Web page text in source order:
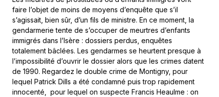
faire l’objet de moins de moyens d’enquête que s’il
s’agissait, bien sûr, d’un fils de ministre. En ce moment, la
gendarmerie tente de s’occuper de meurtres d’enfants
immigrés dans l’Isère : dossiers perdus, enquêtes
totalement bâclées. Les gendarmes se heurtent presque à
l’impossibilité d’ouvrir le dossier alors que les crimes datent
de 1990. Regardez le double crime de Montigny, pour
lequel Patrick Dills a été condamné puis trop rapidement
innocenté, pour lequel on suspecte Francis Heaulme : on